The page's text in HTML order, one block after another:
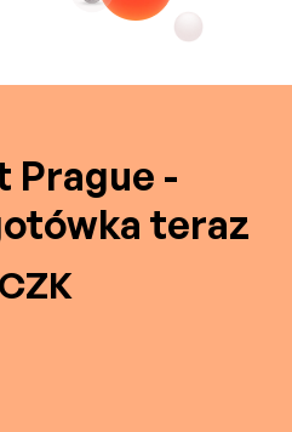
Prague -
teraz